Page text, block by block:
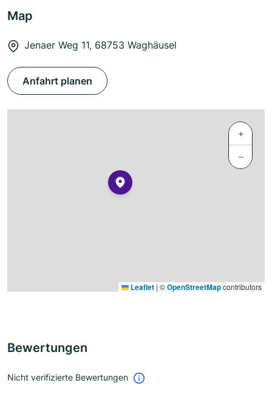
Map
Jenaer Weg 11, 68753 Waghäusel
Anfahrt planen
+
−
Leaflet | ©OpenStreetMapcontributors
Bewertungen
Nicht verifizierte Bewertungen